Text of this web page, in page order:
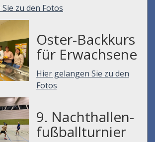
zu den Fotos
Oster-Backkurs
für Erwachsene
Hier gelangen Sie zu den
Fotos
9. Nachthallen-
fußballturnier